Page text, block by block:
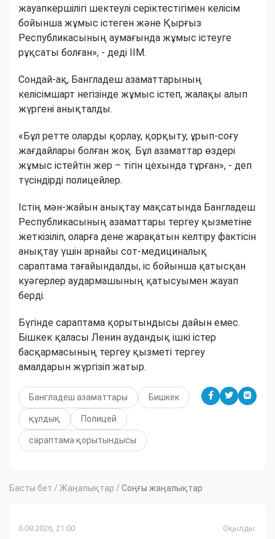
жауапкершілігі шектеулі серіктестігімен келісім
бойынша жұмыс істеген және Қырғыз
Республикасының аумағында жұмыс істеуге
рұқсаты болған», - деді ІІМ.
Сондай-ақ, Бангладеш азаматтарының
келісімшарт негізінде жұмыс істеп, жалақы алып
жүргені анықталды.
«Бұл ретте оларды қорлау, қорқыту, ұрып-соғу
жағдайлары болған жоқ. Бұл азаматтар өздері
жұмыс істейтін жер – тігін цехында тұрған», - деп
түсіндірді полицейлер.
Істің мән-жайын анықтау мақсатында Бангладеш
Республикасының азаматтары тергеу қызметіне
жеткізіліп, оларға дене жарақатын келтіру фактісін
анықтау үшін арнайы сот-медициналық
сараптама тағайындалды, іс бойынша қатысқан
куәгерлер аудармашының қатысуымен жауап
берді.
Бүгінде сараптама қорытындысы дайын емес.
Бішкек қаласы Ленин аудандық ішкі істер
басқармасының тергеу қызметі тергеу
амалдарын жүргізіп жатыр.
Бангладеш азаматтары Бишкек
құлдық Полицей
сараптама қорытындысы
Басты бет / Жаңалықтар / Соңғы жаңалықтар
6.08.2026, 21:00 Оқылды: